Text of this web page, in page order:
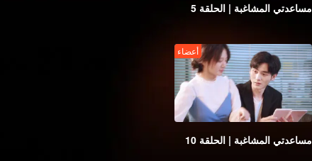
مساعدتي المشاغبة | الحلقة 5
أعضاء
مساعدتي المشاغبة | الحلقة 10